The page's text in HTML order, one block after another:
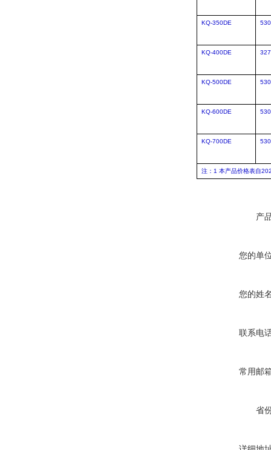
KQ-350DE 530
KQ-400DE 327
KQ-500DE 530
KQ-600DE 530
KQ-700DE 530
注： 1 本产品价格表自
产
您的单
您的姓
联系电
常用邮
省